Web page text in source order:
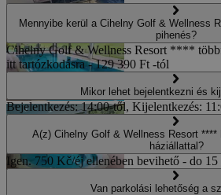
Mennyibe kerül a Cihelny Golf & Wellness Resort **** szállásra szóló
pihenés?
Cihelny Golf & Wellness Resort ****
itt tartózkodásra - 129 390 Ft -tól
Mikor lehet bejelentkezni és
Bejelentkezés: 14:00-től, Kijelentkezés:
A(z) Cihelny Golf & Wellness Resort **** látogatása lehetséges
háziállattal?
Igen. 750 Kč/éj ellenében bevihető - do 15
Van parkolási lehetőség a